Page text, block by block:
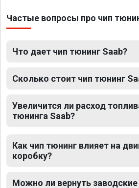
Частые вопросы про чип
Что дает чип тюнинг Saab?
Сколько стоит чип тюнинг
Увеличится ли расход
тюнинга Saab?
Как чип тюнинг влияет на
коробку?
Можно ли вернуть заводские